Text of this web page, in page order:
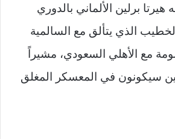
برلين الألماني بالدوري
الذي يتألق مع السالمية
مع الأهلي السعودي، مشيراً
سيكونون في المعسكر المغلق